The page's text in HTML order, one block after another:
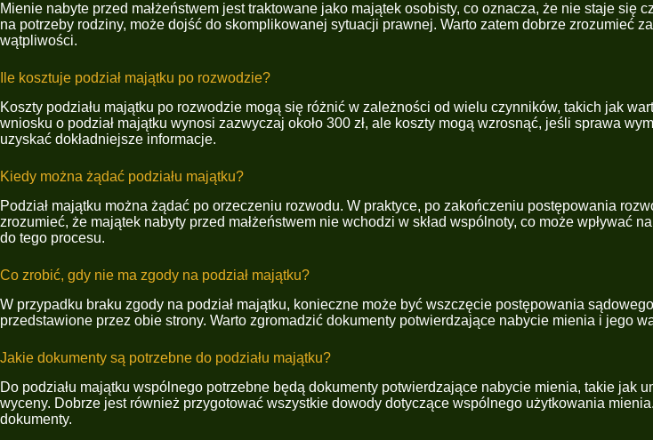
Mienie nabyte przed małżeństwem jest traktowane jako majątek osobisty, co oznacza, że nie staje
na potrzeby rodziny, może dojść do skomplikowanej sytuacji prawnej. Warto zatem dobrze zrozumieć
wątpliwości.
Ile kosztuje podział majątku po rozwodzie?
Koszty podziału majątku po rozwodzie mogą się różnić w zależności od wielu czynników, takich jak
wniosku o podział majątku wynosi zazwyczaj około 300 zł, ale koszty mogą wzrosnąć, jeśli sprawa
uzyskać dokładniejsze informacje.
Kiedy można żądać podziału majątku?
Podział majątku można żądać po orzeczeniu rozwodu. W praktyce, po zakończeniu postępowania
zrozumieć, że majątek nabyty przed małżeństwem nie wchodzi w skład wspólnoty, co może
do tego procesu.
Co zrobić, gdy nie ma zgody na podział majątku?
W przypadku braku zgody na podział majątku, konieczne może być wszczęcie postępowania
przedstawione przez obie strony. Warto zgromadzić dokumenty potwierdzające nabycie mienia i jego
Jakie dokumenty są potrzebne do podziału majątku?
Do podziału majątku wspólnego potrzebne będą dokumenty potwierdzające nabycie mienia, takie jak
wyceny. Dobrze jest również przygotować wszystkie dowody dotyczące wspólnego użytkowania
dokumenty.